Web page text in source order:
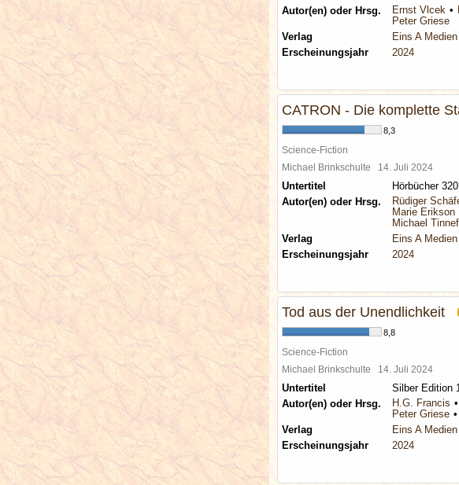
Autor(en) oder Hrsg.
Ernst Vlcek
Peter Griese
Verlag
Eins A Medien
Erscheinungsjahr
2024
CATRON - Die komplette
8,3
Science-Fiction
Michael Brinkschulte 14. Juli 2024
Untertitel
Hörbücher
Autor(en) oder Hrsg.
Rüdiger
Marie Erikson
Michael
Verlag
Eins A Medien
Erscheinungsjahr
2024
Tod aus der Unendlichkeit
8,8
Science-Fiction
Michael Brinkschulte 14. Juli 2024
Untertitel
Silber Edition
Autor(en) oder Hrsg.
H.G. Francis
Peter Griese
Verlag
Eins A Medien
Erscheinungsjahr
2024